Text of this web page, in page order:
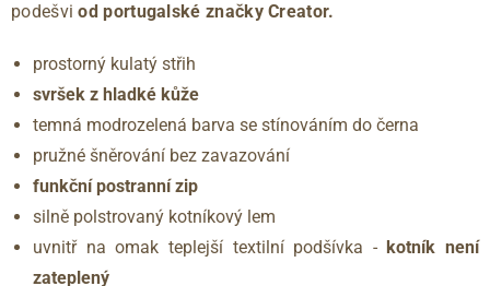
podešviod portugalské značky Creator.
prostorný kulatý střih
svršek z hladké kůže
temná modrozelená barva se stínováním do černa
pružné šněrování bez zavazování
funkční postranní zip
silně polstrovaný kotníkový lem
uvnitř na omak teplejší textilní podšívka -kotník není
zateplený